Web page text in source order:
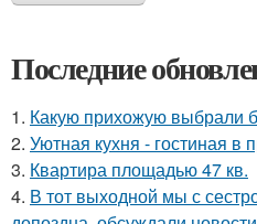
Последние
1. Какую прихожую выбрали
2. Уютная кухня - гостиная в
3. Квартира площадью 47 кв.
4. В тот выходной мы с